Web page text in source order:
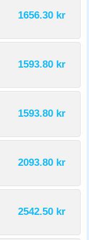
1656.30 kr
1593.80 kr
1593.80 kr
2093.80 kr
2542.50 kr